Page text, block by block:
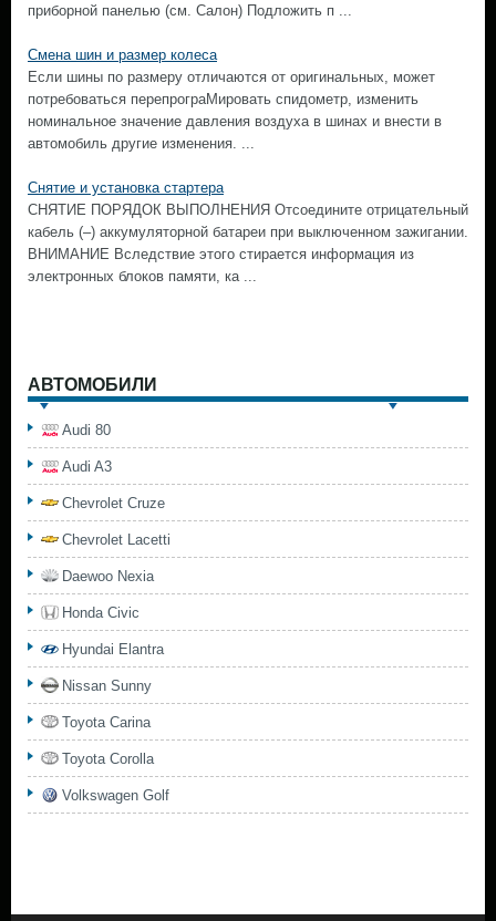
приборной панелью (см. Салон) Подложить п ...
Смена шин и размер колеса
Если шины по размеру отличаются от оригинальных, может
потребоваться перепрограМировать спидометр, изменить
номинальное значение давления воздуха в шинах и внести в
автомобиль другие изменения. ...
Снятие и установка стартера
СНЯТИЕ ПОРЯДОК ВЫПОЛНЕНИЯ Отсоедините отрицательный
кабель (–) аккумуляторной батареи при выключенном зажигании.
ВНИМАНИЕ Вследствие этого стирается информация из
электронных блоков памяти, ка ...
АВТОМОБИЛИ
Audi 80
Audi A3
Chevrolet Cruze
Chevrolet Lacetti
Daewoo Nexia
Honda Civic
Hyundai Elantra
Nissan Sunny
Toyota Carina
Toyota Corolla
Volkswagen Golf